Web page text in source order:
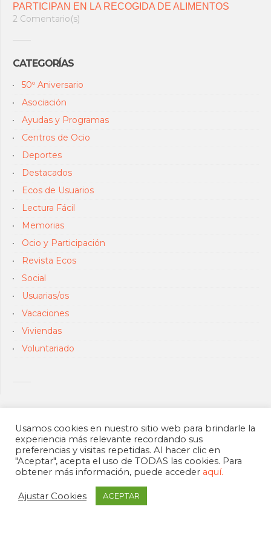
PARTICIPAN EN LA RECOGIDA DE ALIMENTOS
2 Comentario(s)
CATEGORÍAS
50º Aniversario
Asociación
Ayudas y Programas
Centros de Ocio
Deportes
Destacados
Ecos de Usuarios
Lectura Fácil
Memorias
Ocio y Participación
Revista Ecos
Social
Usuarias/os
Vacaciones
Viviendas
Voluntariado
Usamos cookies en nuestro sitio web para brindarle la
experiencia más relevante recordando sus
preferencias y visitas repetidas. Al hacer clic en
"Aceptar", acepta el uso de TODAS las cookies. Para
obtener más información, puede acceder aquí.
Ajustar Cookies ACEPTAR